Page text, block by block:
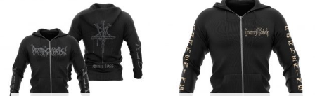
precios:
desde
$750
hasta
$800
precios:
desde
$750
hasta
$800